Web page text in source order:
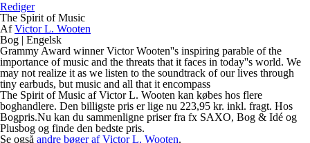
Rediger
The Spirit of Music
AfVictor L. Wooten
Bog | Engelsk
Grammy Award winner Victor Wooten''s inspiring parable of the
importance of music and the threats that it faces in today''s world. We
may not realize it as we listen to the soundtrack of our lives through
tiny earbuds, but music and all that it encompass
The Spirit of Music af Victor L. Wooten kan købes hos flere
boghandlere. Den billigste pris er lige nu 223,95 kr. inkl. fragt. Hos
Bogpris.Nu kan du sammenligne priser fra fx SAXO, Bog & Idé og
Plusbog og finde den bedste pris.
Se også andre bøger af Victor L. Wooten.